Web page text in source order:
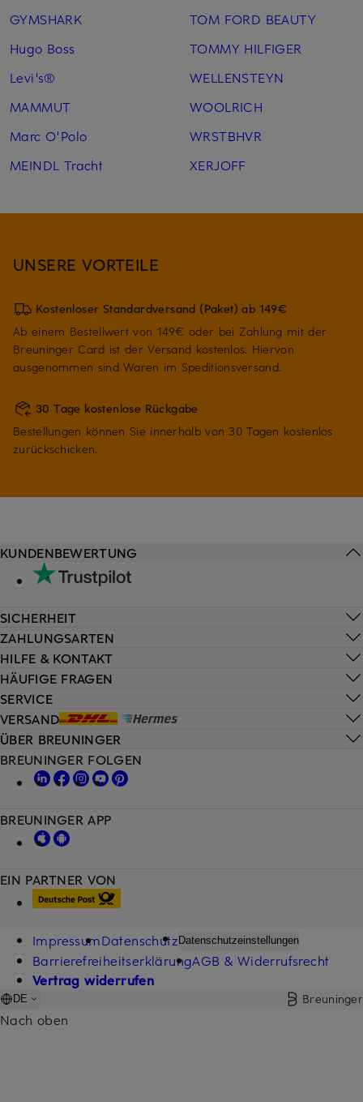
GYMSHARK
Hugo Boss
Levi's®
MAMMUT
Marc O'Polo
MEINDL Tracht
TOM FORD BEAUTY
TOMMY HILFIGER
WELLENSTEYN
WOOLRICH
WRSTBHVR
XERJOFF
UNSERE VORTEILE
Kostenloser Standardversand (Paket) ab 149€
Ab einem Bestellwert von 149€ oder bei Zahlung mit der
Breuninger Card ist der Versand kostenlos. Hiervon
ausgenommen sind Waren im Speditionsversand.
30 Tage kostenlose Rückgabe
Bestellungen können Sie innerhalb von 30 Tagen kostenlos
zurückschicken.
HILFE & KONTAKT
HÄUFIGE FRAGEN
SERVICE
VERSAND
KUNDENBEWERTUNG
SICHERHEIT
ZAHLUNGSARTEN
ÜBER BREUNINGER
EIN PARTNER VON
BREUNINGER FOLGEN
BREUNINGER APP
ImpressumDatenschutz Datenschutzeinstellungen
BarrierefreiheitserklärungAGB & Widerrufsrecht
Vertrag widerrufen
DE Breuninger
Nach oben